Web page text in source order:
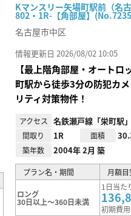
Kマンスリー矢場町駅前（名古
802・1R-【角部屋】
名古屋市中区
情報更新日 2026/08/02 10:05
【最上階角部屋・オートロ
町駅から徒歩3分の防犯カ
リティ対策物件！
アクセス 名鉄瀬戸線「栄町駅
間取り 1R 面積
築年数 2004年 2月 築
プラン名・期間 月額目
ロング
30日以上～360日未満
1日当た
初期費